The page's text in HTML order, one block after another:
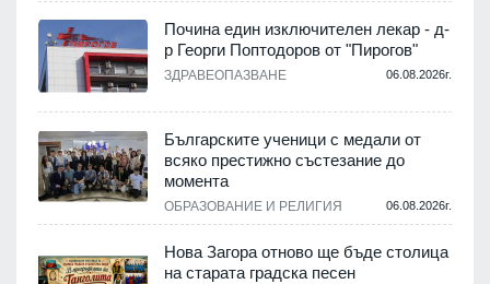
Почина един изключителен лекар - д-
р Георги Поптодоров от "Пирогов"
ЗДРАВЕОПАЗВАНЕ 06.08.2026г.
Българските ученици с медали от
всяко престижно състезание до
момента
ОБРАЗОВАНИЕ И РЕЛИГИЯ 06.08.2026г.
Нова Загора отново ще бъде столица
на старата градска песен